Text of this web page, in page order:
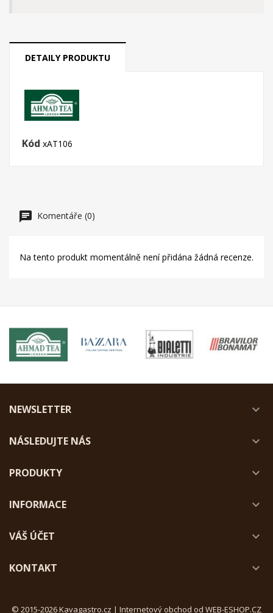
DETAILY PRODUKTU
Kód xAT106
Komentáře (0)
Na tento produkt momentálně není přidána žádná recenze.
NEWSLETTER 
NÁSLEDUJTE NÁS 
PRODUKTY 
INFORMACE 
VÁŠ ÚČET 
KONTAKT 
© 2015-2026 Kavagastro.cz | Internetový obchod od WEB-ESHOP.CZ